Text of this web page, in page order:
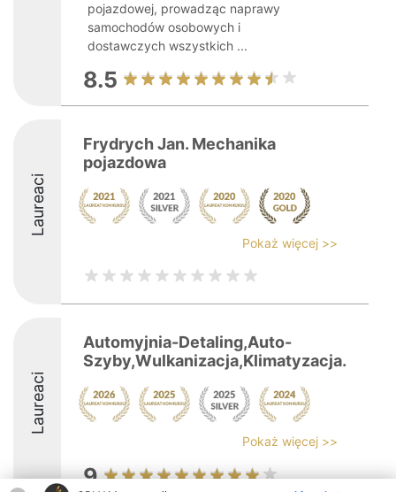
pojazdowej, prowadząc naprawy
samochodów osobowych i
dostawczych wszystkich ...
8.5
Laureaci
Frydrych Jan. Mechanika
pojazdowa
Pokaż więcej >>
Laureaci
Automyjnia-Detaling,Auto-
Szyby,Wulkanizacja,Klimatyzacja.
Pokaż więcej >>
9